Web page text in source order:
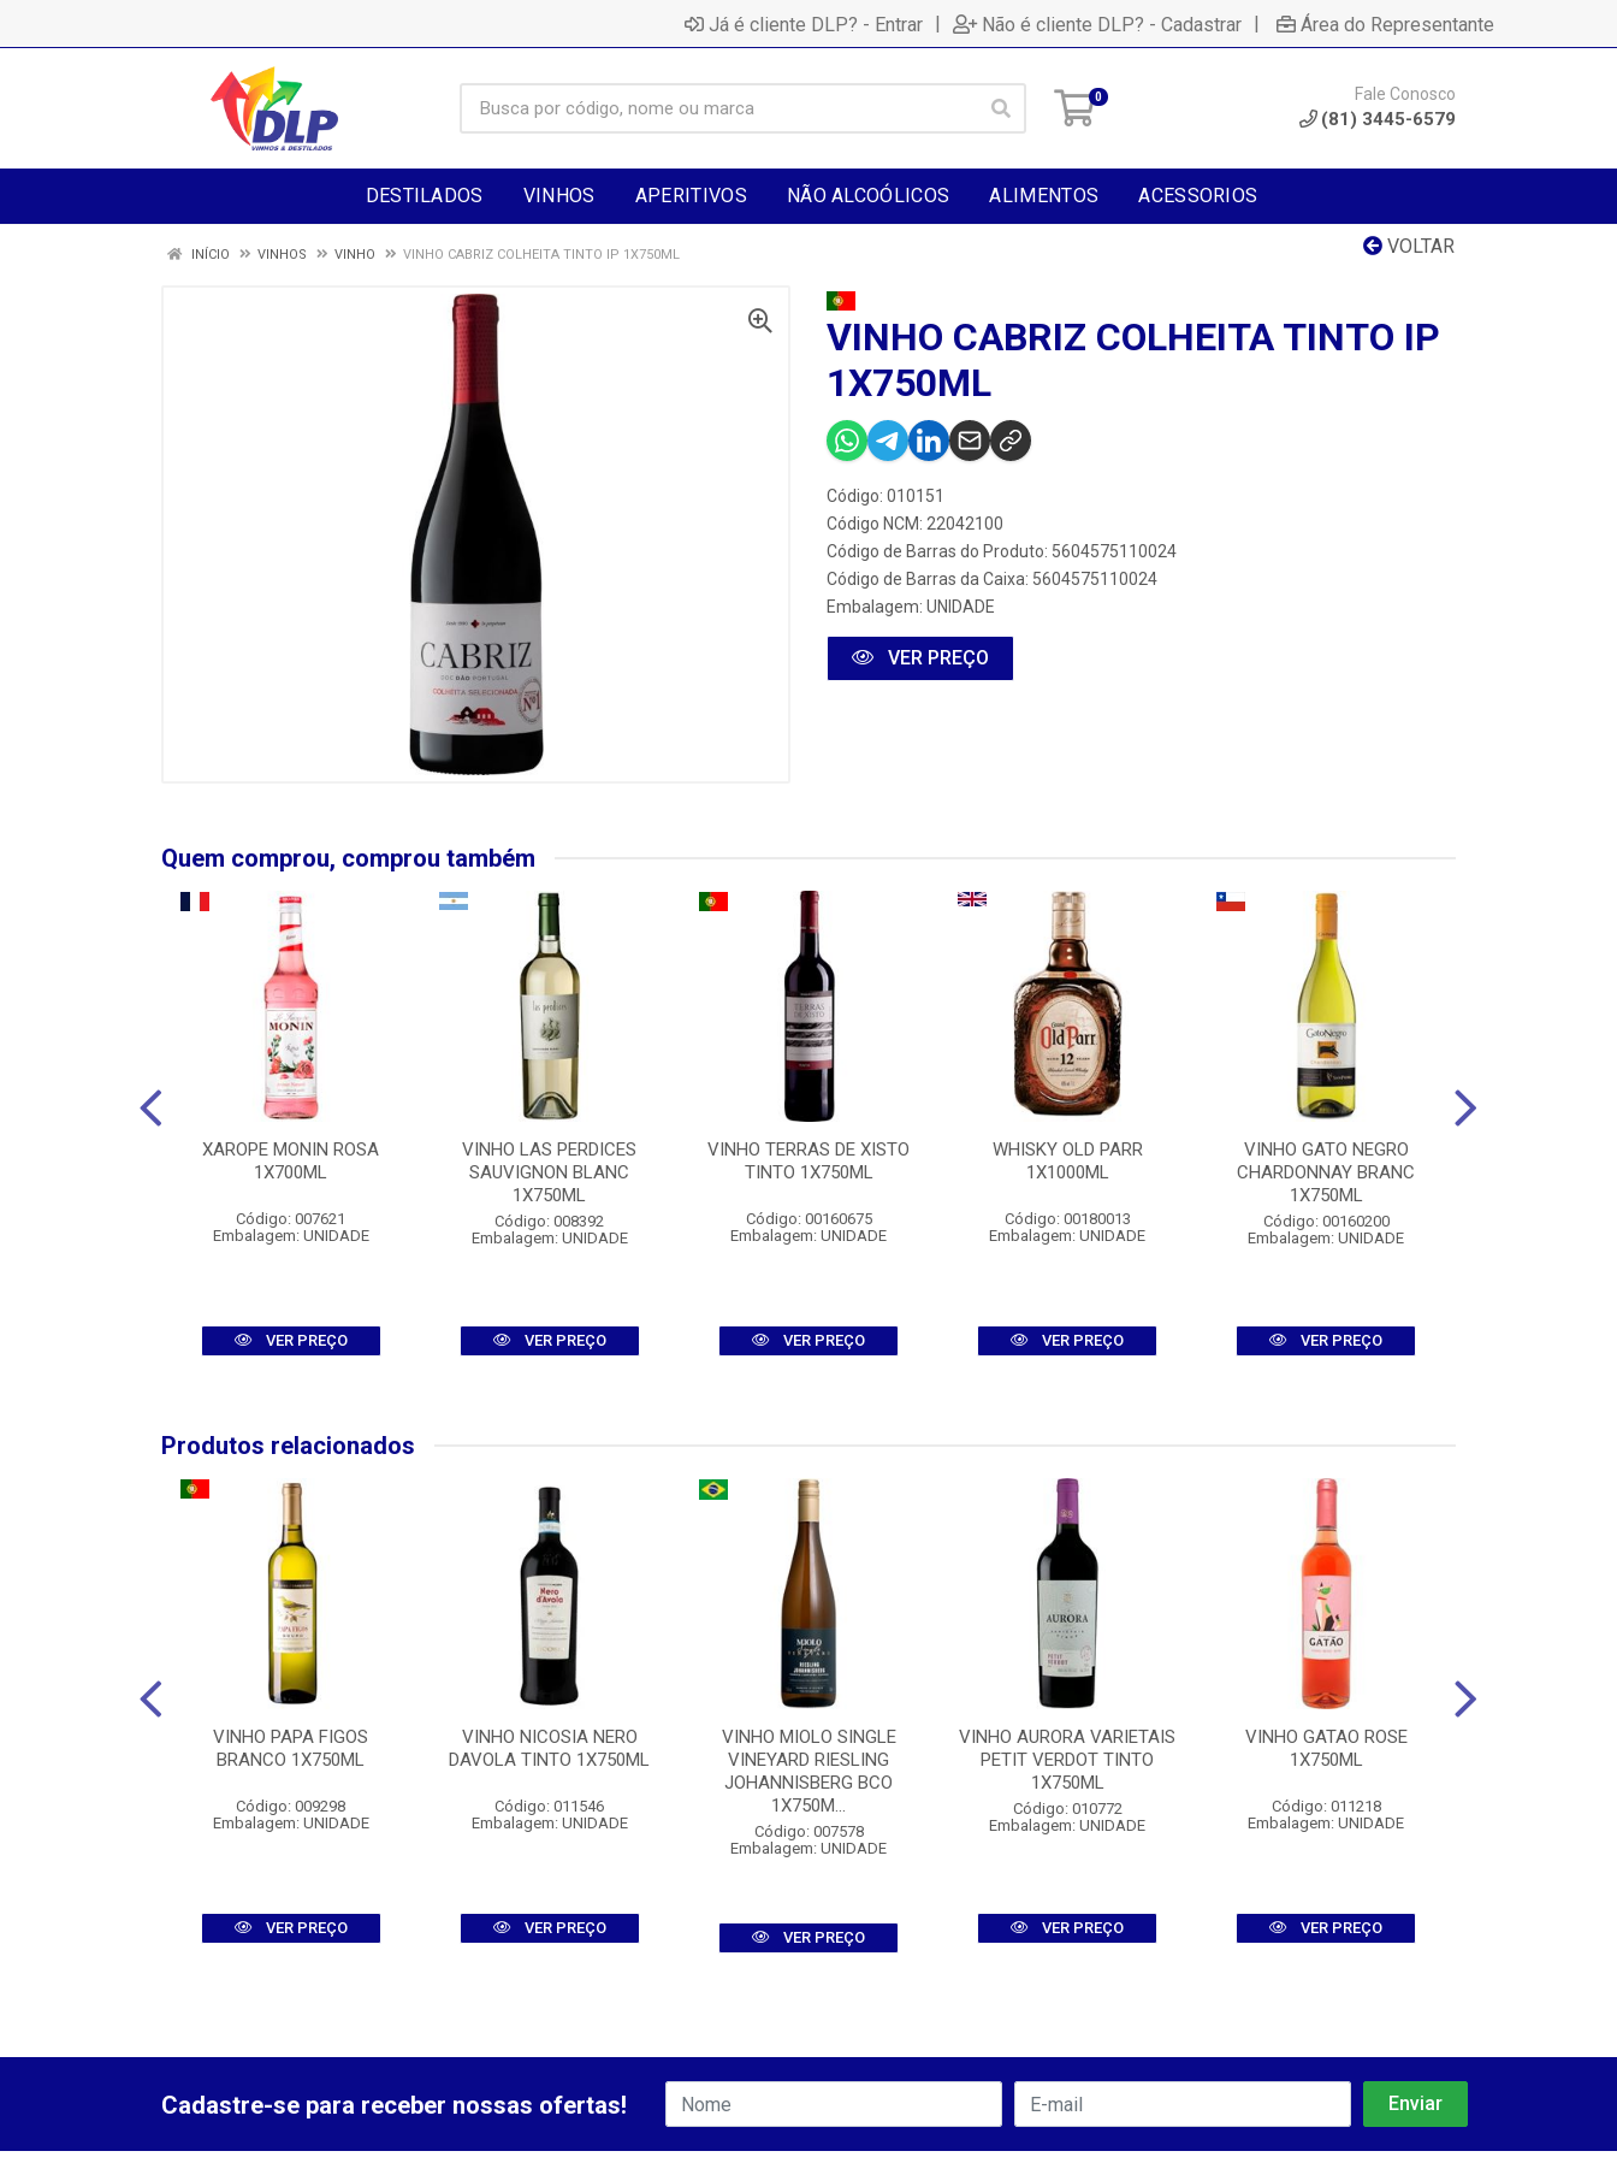
Já é cliente DLP? - Entrar | Não é cliente DLP? - Cadastrar | Área do Representante
0 Fale Conosco
(81) 3445-6579
DESTILADOS VINHOS APERITIVOS NÃO ALCOÓLICOS ALIMENTOS ACESSORIOS
VOLTAR
INÍCIO VINHOS VINHO VINHO CABRIZ COLHEITA TINTO IP 1X750ML
VINHO CABRIZ COLHEITA TINTO IP
1X750ML
Código: 010151
Código NCM: 22042100
Código de Barras do Produto: 5604575110024
Código de Barras da Caixa: 5604575110024
Embalagem: UNIDADE
VER PREÇO
Quem comprou, comprou também
XAROPE MONIN ROSA
1X700ML
Código: 007621
Embalagem: UNIDADE
VER PREÇO
VINHO LAS PERDICES
SAUVIGNON BLANC
1X750ML
Código: 008392
Embalagem: UNIDADE
VER PREÇO
VINHO TERRAS DE XISTO
TINTO 1X750ML
Código: 00160675
Embalagem: UNIDADE
VER PREÇO
WHISKY OLD PARR
1X1000ML
Código: 00180013
Embalagem: UNIDADE
VER PREÇO
VINHO GATO NEGRO
CHARDONNAY BRANC
1X750ML
Código: 00160200
Embalagem: UNIDADE
VER PREÇO
Produtos relacionados
VINHO PAPA FIGOS
BRANCO 1X750ML
Código: 009298
Embalagem: UNIDADE
VER PREÇO
VINHO NICOSIA NERO
DAVOLA TINTO 1X750ML
Código: 011546
Embalagem: UNIDADE
VER PREÇO
VINHO MIOLO SINGLE
VINEYARD RIESLING
JOHANNISBERG BCO
1X750M...
Código: 007578
Embalagem: UNIDADE
VER PREÇO
VINHO AURORA VARIETAIS
PETIT VERDOT TINTO
1X750ML
Código: 010772
Embalagem: UNIDADE
VER PREÇO
VINHO GATAO ROSE
1X750ML
Código: 011218
Embalagem: UNIDADE
VER PREÇO
Cadastre-se para receber nossas ofertas!